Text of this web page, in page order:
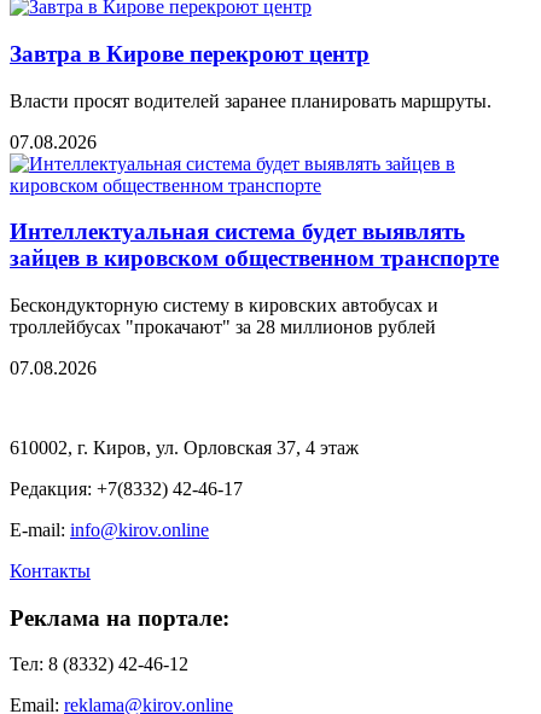
Завтра в Кирове перекроют центр
Власти просят водителей заранее планировать маршруты.
07.08.2026
Интеллектуальная система будет выявлять
зайцев в кировском общественном транспорте
Бескондукторную систему в кировских автобусах и
троллейбусах "прокачают" за 28 миллионов рублей
07.08.2026
610002, г. Киров, ул. Орловская 37, 4 этаж
Редакция: +7(8332) 42-46-17
E-mail: info@kirov.online
Контакты
Реклама на портале:
Тел: 8 (8332) 42-46-12
Email: reklama@kirov.online